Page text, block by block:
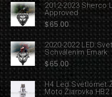
2012-2023 Sherco
Approved
$65.00
2020-2022 LED
Schválením Emark
$65.00
H4 Led Svetlomet
Moto Žiarovka HB2